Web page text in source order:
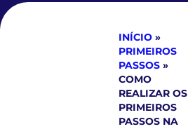
INÍCIO »
PRIMEIROS
PASSOS »
COMO
REALIZAR OS
PRIMEIROS
PASSOS NA